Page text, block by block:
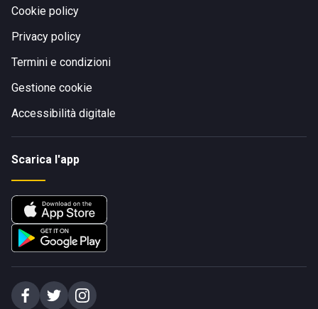
Cookie policy
Privacy policy
Termini e condizioni
Gestione cookie
Accessibilità digitale
Scarica l'app